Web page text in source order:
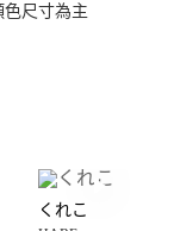
尺寸為主
くれこ